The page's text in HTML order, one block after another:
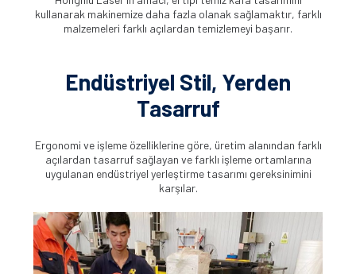
kullanarak makinemize daha fazla olanak sağlamaktır, farklı
malzemeleri farklı açılardan temizlemeyi başarır.
Endüstriyel Stil, Yerden
Tasarruf
Ergonomi ve işleme özelliklerine göre, üretim alanından farklı
açılardan tasarruf sağlayan ve farklı işleme ortamlarına
uygulanan endüstriyel yerleştirme tasarımı gereksinimini
karşılar.